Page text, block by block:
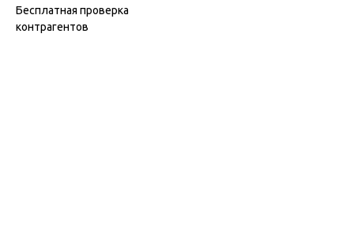
Бесплатная проверка
контрагентов